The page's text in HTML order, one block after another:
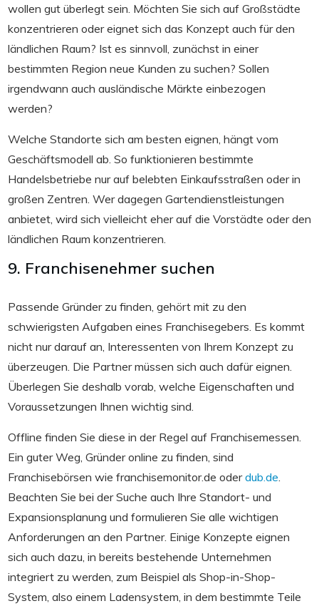
wollen gut überlegt sein. Möchten Sie sich auf Großstädte
konzentrieren oder eignet sich das Konzept auch für den
ländlichen Raum? Ist es sinnvoll, zunächst in einer
bestimmten Region neue Kunden zu suchen? Sollen
irgendwann auch ausländische Märkte einbezogen
werden?
Welche Standorte sich am besten eignen, hängt vom
Geschäftsmodell ab. So funktionieren bestimmte
Handelsbetriebe nur auf belebten Einkaufsstraßen oder in
großen Zentren. Wer dagegen Gartendienstleistungen
anbietet, wird sich vielleicht eher auf die Vorstädte oder den
ländlichen Raum konzentrieren.
9. Franchisenehmer suchen
Passende Gründer zu finden, gehört mit zu den
schwierigsten Aufgaben eines Franchisegebers. Es kommt
nicht nur darauf an, Interessenten von Ihrem Konzept zu
überzeugen. Die Partner müssen sich auch dafür eignen.
Überlegen Sie deshalb vorab, welche Eigenschaften und
Voraussetzungen Ihnen wichtig sind.
Offline finden Sie diese in der Regel auf Franchisemessen.
Ein guter Weg, Gründer online zu finden, sind
Franchisebörsen wie franchisemonitor.de oderdub.de
Beachten Sie bei der Suche auch Ihre Standort- und
Expansionsplanung und formulieren Sie alle wichtigen
Anforderungen an den Partner. Einige Konzepte eignen
sich auch dazu, in bereits bestehende Unternehmen
integriert zu werden, zum Beispiel als Shop-in-Shop-
System, also einem Ladensystem, in dem bestimmte Teile